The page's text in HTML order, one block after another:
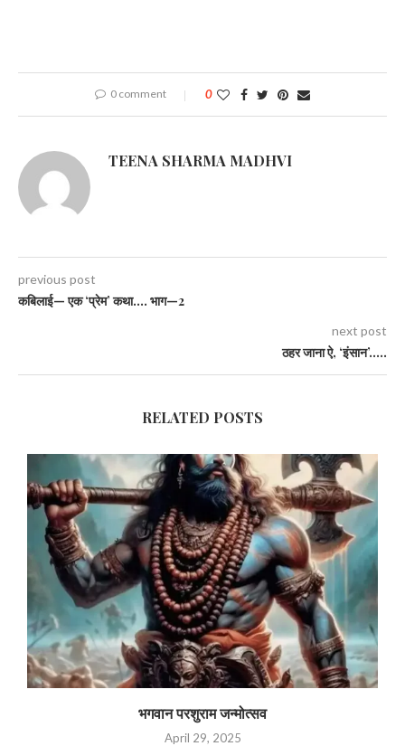
0 comment 0
TEENA SHARMA MADHVI
previous post
कबिलाई— एक ‘प्रेम’ कथा…. भाग—2
next post
ठहर जाना ऐ, ‘इंसान’…..
RELATED POSTS
भगवान परशुराम जन्मोत्सव
April 29, 2025